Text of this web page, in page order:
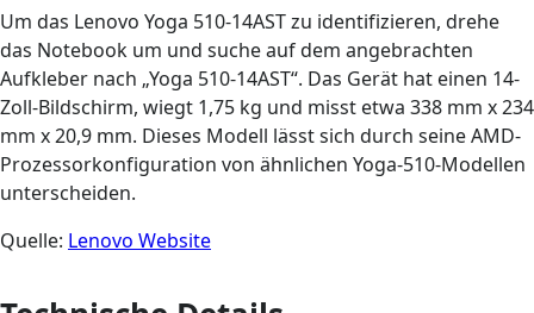
Um das Lenovo Yoga 510-14AST zu identifizieren, drehe
das Notebook um und suche auf dem angebrachten
Aufkleber nach „Yoga 510-14AST“. Das Gerät hat einen 14-
Zoll-Bildschirm, wiegt 1,75 kg und misst etwa 338 mm x 234
mm x 20,9 mm. Dieses Modell lässt sich durch seine AMD-
Prozessorkonfiguration von ähnlichen Yoga-510-Modellen
unterscheiden.
Quelle: Lenovo Website